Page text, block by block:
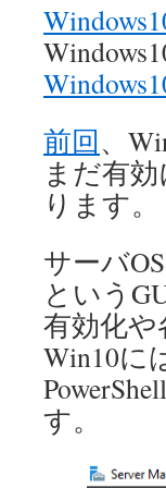
前回、
まだ有
ります。
サーバ
という
有効化
Win10に
す。